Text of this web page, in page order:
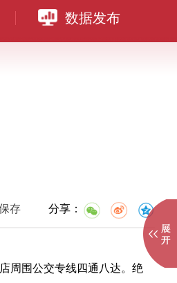
数据发布
存 分享：
周围公交专线四通八达。绝